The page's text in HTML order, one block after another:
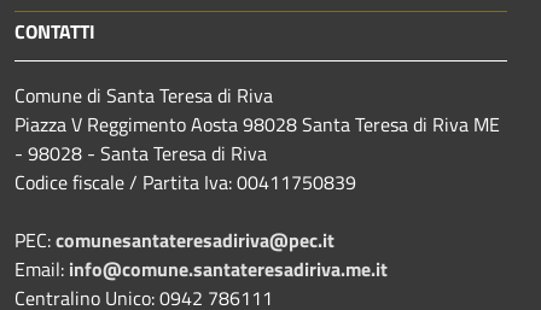
CONTATTI
Comune di Santa Teresa di Riva
Piazza V Reggimento Aosta 98028 Santa Teresa di Riva ME
- 98028 - Santa Teresa di Riva
Codice fiscale / Partita Iva: 00411750839
PEC:comunesantateresadiriva@pec.it
Email: info@comune.santateresadiriva.me.it
Centralino Unico: 0942 786111